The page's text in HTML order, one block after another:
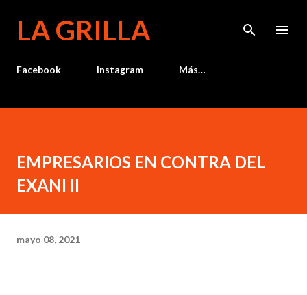
LA GRILLA
Facebook Instagram Más…
EMPRESARIOS EN CONTRA DEL
EXANI II
mayo 08, 2021